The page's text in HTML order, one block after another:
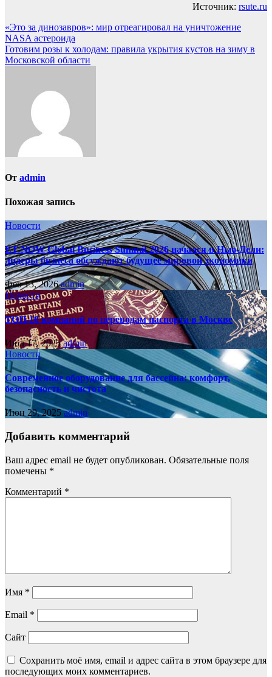
Источник: rsute.ru
Навигация
по
записям
«Это за динозавров»: мир отреагировал на уничтожение
NASA астероида
Готовим розы к холодам: правила укрытия кустов на зиму в
Московской области
От admin
Похожая запись
Новости
ET NOW Global Business Summit 2026 начался в Нью‑Дели:
лидеры бизнеса обсуждают будущее мировой экономики
Фев 13, 2026admin
Новости
ТОП-10 компаний по переводам паспорта в Москве
Июл 17, 2025admin
Новости
Современное оборудование для бассейна: комфорт,
безопасность и чистота
Июн 29, 2025admin
Добавить комментарий
Ваш адрес email не будет опубликован. Обязательные поля
помечены *
Комментарий *
Имя *
Email *
Сайт
Сохранить моё имя, email и адрес сайта в этом браузере для
последующих моих комментариев.